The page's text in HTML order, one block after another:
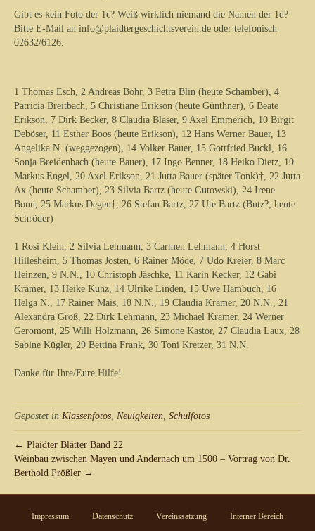
Gibt es kein Foto der 1c? Weiß wirklich niemand die Namen der 1d?
Bitte E-Mail an info@plaidtergeschichtsverein.de oder telefonisch
02632/6126.
1 Thomas Esch, 2 Andreas Bohr, 3 Petra Blin (heute Schamber), 4
Patricia Breitbach, 5 Christiane Erikson (heute Günthner), 6 Beate
Erikson, 7 Dirk Becker, 8 Claudia Bläser, 9 Axel Emmerich, 10 Birgit
Deböser, 11 Esther Boos (heute Erikson), 12 Hans Werner Bauer, 13
Angelika N. (weggezogen), 14 Volker Bauer, 15 Gottfried Buckl, 16
Sonja Breidenbach (heute Bauer), 17 Ingo Benner, 18 Heiko Dietz, 19
Markus Engel, 20 Axel Erikson, 21 Jutta Bauer (später Tonk)†, 22 Jutta
Ax (heute Schamber), 23 Silvia Bartz (heute Gutowski), 24 Irene
Bonn, 25 Markus Degen†, 26 Stefan Bartz, 27 Ute Bartz (Butz?; heute
Schröder)
1 Rosi Klein, 2 Silvia Lehmann, 3 Carmen Lehmann, 4 Horst
Hillesheim, 5 Thomas Josten, 6 Rainer Möde, 7 Udo Kreier, 8 Marc
Heinzen, 9 N.N., 10 Christoph Jäschke, 11 Karin Kecker, 12 Gabi
Krämer, 13 Heike Kunz, 14 Ulrike Linden, 15 Uwe Hambuch, 16
Helga N., 17 Rainer Mais, 18 N.N., 19 Claudia Krämer, 20 N.N., 21
Alexandra Groß, 22 Dirk Lehmann, 23 Michael Krämer, 24 Werner
Geromont, 25 Willi Holzmann, 26 Simone Kastor, 27 Claudia Laux, 28
Sabine Kügler, 29 Bettina Frank, 30 Toni Kretzer, 31 N.N.
Danke für Ihre/Eure Hilfe!
Gepostet in Klassenfotos, Neuigkeiten, Schulfotos
← Plaidter Blätter Band 22
Weinbau zwischen Mayen und Andernach um 1500 – Vortrag von Dr.
Berthold Prößler →
Impressum Datenschutz Vereinssatzung Interner Bereich